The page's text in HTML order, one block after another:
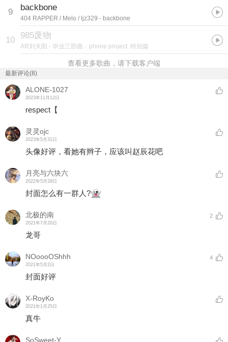
9 backbone
404 RAPPER / Melo / ljz329 - backbone
10 985废物
AR刘夫阳 - 毕业三部曲：phone project. 特别篇
查看更多歌曲，请下载客户端
最新评论(8)
ALONE-1027
2023年11月12日
respect【
灵灵ojc
2023年5月31日
头像好评，看她有辫子，应该叫赵辰花吧
月亮与六块六
2022年5月28日
封面怎么有一群人?
北极的南
2021年7月20日
2
龙哥
NOoooOShhh
2021年5月2日
4
封面好评
X-RoyKo
2021年1月25日
真牛
SoSweet-Y